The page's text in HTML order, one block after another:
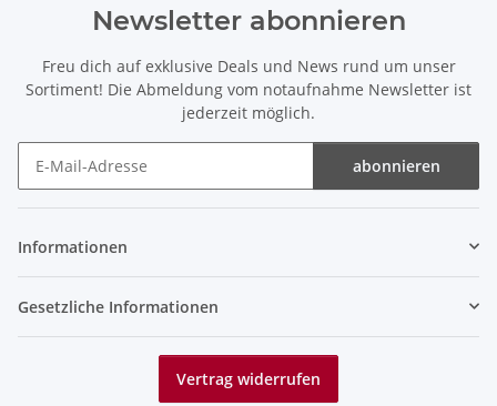
Newsletter abonnieren
Freu dich auf exklusive Deals und News rund um unser
Sortiment! Die Abmeldung vom notaufnahme Newsletter ist
jederzeit möglich.
abonnieren
Informationen
Gesetzliche Informationen
Vertrag widerrufen